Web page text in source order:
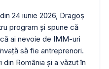
24 iunie 2026, Dragoș
program și spune că
ai nevoie de IMM-uri
să fie antreprenori.
România și a văzut în